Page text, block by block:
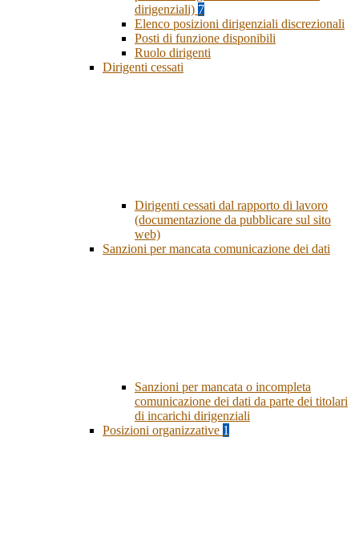
dirigenziali) 7
Elenco posizioni dirigenziali discrezionali
Posti di funzione disponibili
Ruolo dirigenti
Dirigenti cessati
Dirigenti cessati dal rapporto di lavoro
(documentazione da pubblicare sul sito
web)
Sanzioni per mancata comunicazione dei dati
Sanzioni per mancata o incompleta
comunicazione dei dati da parte dei titolari
di incarichi dirigenziali
Posizioni organizzative 1